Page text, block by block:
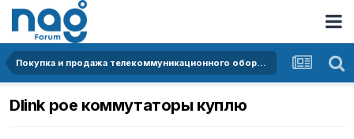
Покупка и продажа телекоммуникационного оборудования
Dlink poe коммутаторы куплю